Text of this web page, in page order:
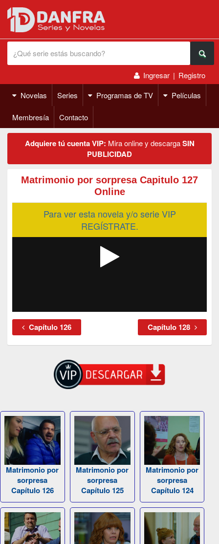
Ingresar | Registro
Novelas
Series Programas de TV Películas
Membresía Contacto
Adquiere tú cuenta VIP: Mira online y descargaSIN
PUBLICIDAD
Matrimonio por sorpresa Capitulo 127
Online
Para ver esta novela y/o serie VIP
REGÍSTRATE.
Capítulo 126 Capítulo 128
Matrimonio por
sorpresa
Capítulo 126
Matrimonio por
sorpresa
Capítulo 125
Matrimonio por
sorpresa
Capítulo 124